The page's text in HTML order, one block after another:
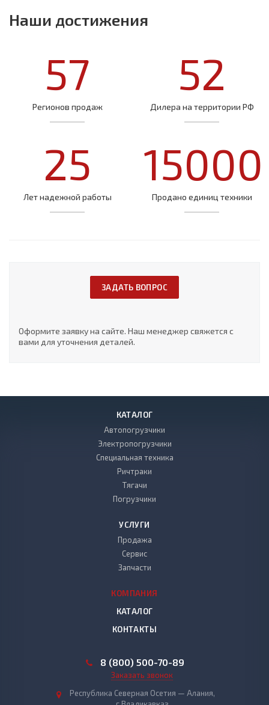
Наши достижения
57
Регионов продаж
52
Дилера на территории РФ
25
Лет надежной работы
15000
Продано единиц техники
ЗАДАТЬ ВОПРОС
Оформите заявку на сайте. Наш менеджер свяжется с
вами для уточнения деталей.
КАТАЛОГ
Автопогрузчики
Электропогрузчики
Специальная техника
Ричтраки
Тягачи
Погрузчики
УСЛУГИ
Продажа
Сервис
Запчасти
КОМПАНИЯ
КАТАЛОГ
КОНТАКТЫ
8 (800) 500-70-89
Заказать звонок
Республика Северная Осетия — Алания,